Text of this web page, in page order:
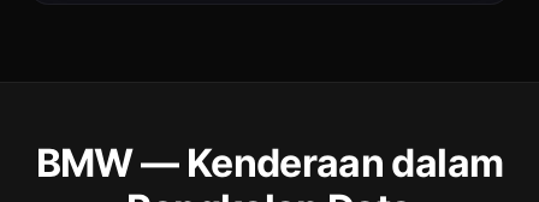
BMW — Kenderaan dalam